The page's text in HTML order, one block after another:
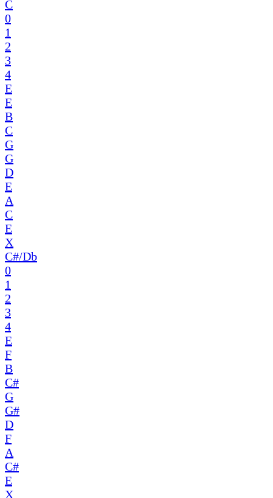
C
0
1
2
3
4
E
E
B
C
G
G
D
E
A
C
E
X
C#/Db
0
1
2
3
4
E
F
B
C#
G
G#
D
F
A
C#
E
X